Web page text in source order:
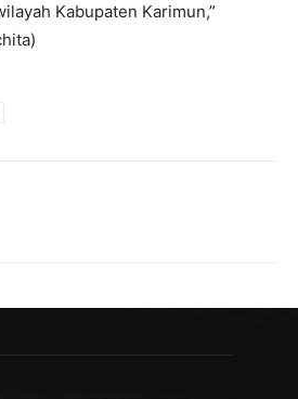
Kabupaten Karimun,”